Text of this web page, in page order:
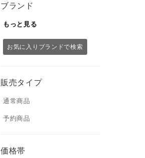
ブランド
もっと見る
お気に入りブランドで検索
販売タイプ
通常商品
予約商品
価格帯